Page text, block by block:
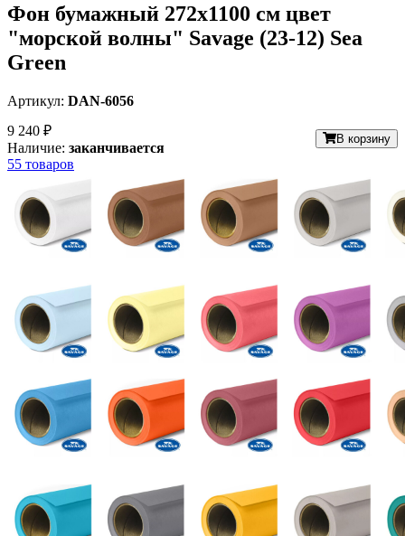
Фон бумажный 272x1100 см цвет
"морской волны" Savage (23-12) Sea
Green
Артикул: DAN-6056
9 240 ₽
Наличие: заканчивается
В корзину
55 товаров